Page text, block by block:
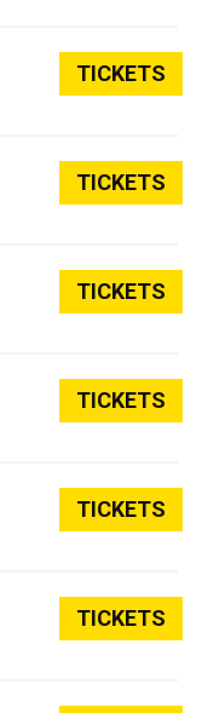
TICKETS
TICKETS
TICKETS
TICKETS
TICKETS
TICKETS